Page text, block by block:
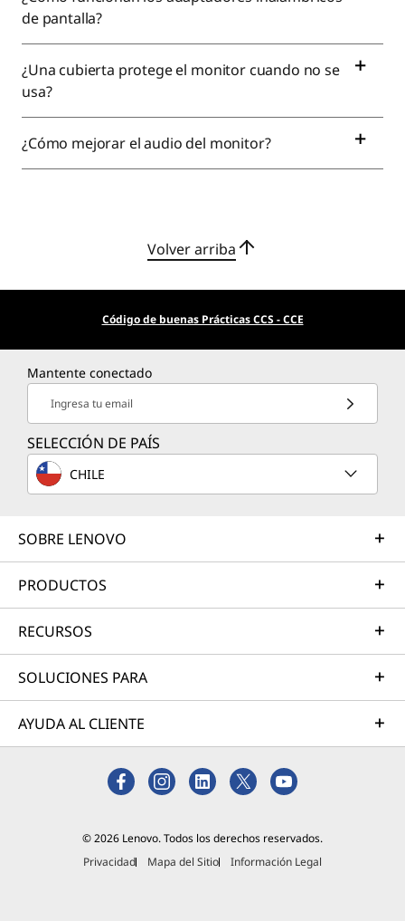
de pantalla?
¿Una cubierta protege el monitor cuando no se
usa?
¿Cómo mejorar el audio del monitor?
Volver arriba
Código de buenas Prácticas CCS - CCE
Mantente conectado
Ingresa tu email
SELECCIÓN DE PAÍS
CHILE
SOBRE LENOVO
PRODUCTOS
RECURSOS
SOLUCIONES PARA
AYUDA AL CLIENTE
© 2026 Lenovo. Todos los derechos reservados.
Privacidad
Mapa del Sitio Información Legal